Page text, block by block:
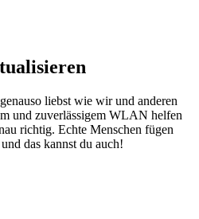
liebst wie wir und anderen
und zuverlässigem WLAN helfen
richtig. Echte Menschen fügen
das kannst du auch!